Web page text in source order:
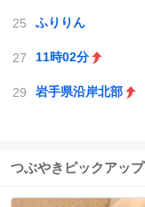
ふりりん
11時02分
岩手県沿岸北部
つぶやきピックアップ